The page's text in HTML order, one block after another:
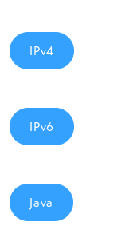
IPv4
IPv6
Java